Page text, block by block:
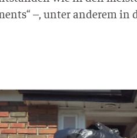
–, unter ande­rem in